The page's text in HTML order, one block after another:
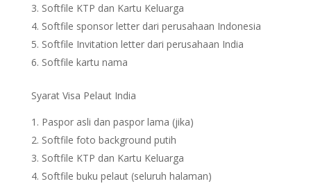
Softfile KTP dan Kartu Keluarga
Softfile sponsor letter dari perusahaan Indonesia
Softfile Invitation letter dari perusahaan India
Softfile kartu nama
Syarat Visa Pelaut India
Paspor asli dan paspor lama (jika)
Softfile foto background putih
Softfile KTP dan Kartu Keluarga
Softfile buku pelaut (seluruh halaman)